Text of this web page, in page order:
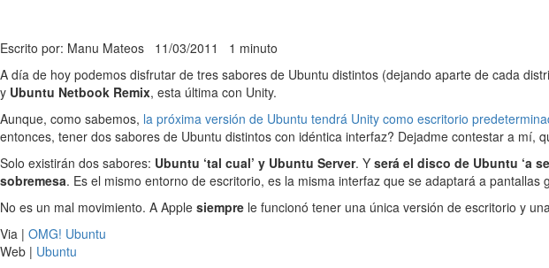
Escrito por: Manu Mateos 11/03/2011 1 minuto
A día de hoy podemos disfrutar de tres sabores de Ubuntu distintos (dejando aparte de cada
y Ubuntu Netbook Remix, esta última con Unity.
Aunque, como sabemos, la próxima versión de Ubuntu tendrá Unity como escritorio
entonces, tener dos sabores de Ubuntu distintos con idéntica interfaz? Dejadme contestar a mí,
Solo existirán dos sabores: Ubuntu ‘tal cual’ y Ubuntu Server. Y será el disco de Ubuntu ‘a
sobremesa. Es el mismo entorno de escritorio, es la misma interfaz que se adaptará a pantallas
No es un mal movimiento. A Apple siempre le funcionó tener una única versión de escritorio y
Via | OMG! Ubuntu
Web | Ubuntu